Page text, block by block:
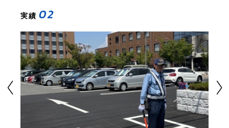
実績 03
実績 01
実績 02
03
01